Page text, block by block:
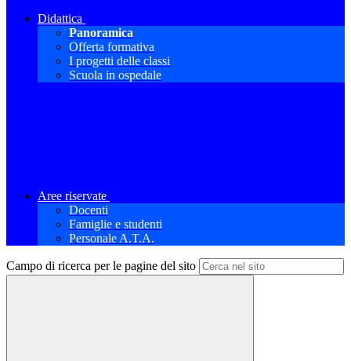
Didattica
Panoramica
Offerta formativa
I progetti delle classi
Scuola in ospedale
Aree riservate
Docenti
Famiglie e studenti
Personale A.T.A.
Campo di ricerca per le pagine del sito